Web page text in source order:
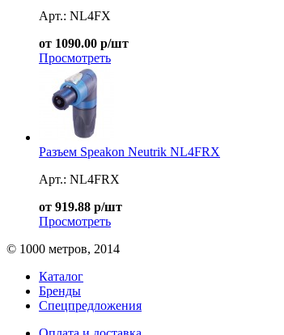
Арт.: NL4FX
от 1090.00 р/шт
Просмотреть
Разъем Speakon Neutrik NL4FRX
Арт.: NL4FRX
от 919.88 р/шт
Просмотреть
© 1000 метров, 2014
Каталог
Бренды
Спецпредложения